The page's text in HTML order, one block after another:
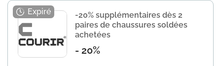
-20% supplémentaires dès 2
paires de chaussures soldées
achetées
- 20%